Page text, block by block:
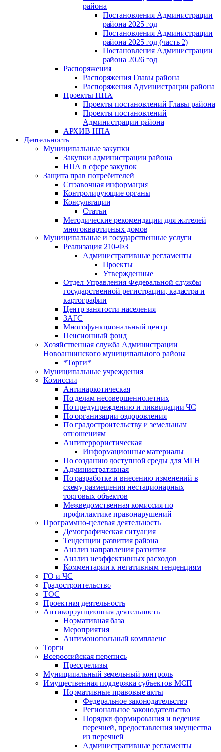
района
Постановления Администрации
района 2025 год
Постановления Администрации
района 2025 год (часть 2)
Постановления Администрации
района 2026 год
Распоряжения
Распоряжения Главы района
Распоряжения Администрации района
Проекты НПА
Проекты постановлений Главы района
Проекты постановлений
Администрации района
АРХИВ НПА
Деятельность
Муниципальные закупки
Закупки администрации района
НПА в сфере закупок
Защита прав потребителей
Справочная информация
Контролирующие органы
Консультации
Статьи
Методические рекомендации для жителей
многоквартирных домов
Муниципальные и государственные услуги
Реализация 210-ФЗ
Административные регламенты
Проекты
Утвержденные
Отдел Управления Федеральной службы
государственной регистрации, кадастра и
картографии
Центр занятоcти населения
ЗАГС
Многофункциональный центр
Пенсионный фонд
Хозяйственная служба Администрации
Новоаннинского муниципального района
*Торги*
Муниципальные учреждения
Комиссии
Антинаркотическая
По делам несовершеннолетних
По предупреждению и ликвидации ЧС
По организации оздоровления
По градостроительству и земельным
отношениям
Антитеррористическая
Информационные материалы
По созданию доступной среды для МГН
Административная
По разработке и внесению изменений в
схему размещения нестационарных
торговых объектов
Межведомственная комиссия по
профилактике правонарушений
Программно-целевая деятельность
Демографическая ситуация
Тенденции развития района
Анализ направления развития
Анализ неэффективных расходов
Комментарии к негативным тенденциям
ГО и ЧС
Градостроительство
ТОС
Проектная деятельность
Антикоррупционная деятельность
Нормативная база
Мероприятия
Антимонопольный комплаенс
Торги
Всероссийская перепись
Прессрелизы
Муниципальный земельный контроль
Имущественная поддержка субъектов МСП
Нормативные правовые акты
Федеральное законодательство
Региональное законодательство
Порядки формирования и ведения
перечней, предоставления имущества
из перечней
Административные регламенты